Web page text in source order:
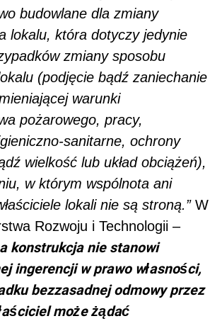
budowlane dla zmiany
lokalu, która dotyczy jedynie
zmiany sposobu
(podjęcie bądź zaniechanie
warunki
pożarowego, pracy,
sanitarne, ochrony
wielkość lub układ obciążeń),
w którym wspólnota ani
lokali nie są stroną.”W
Rozwoju i Technologii –
konstrukcja nie stanowi
ingerencji w prawo własności,
bezzasadnej odmowy przez
może żądać